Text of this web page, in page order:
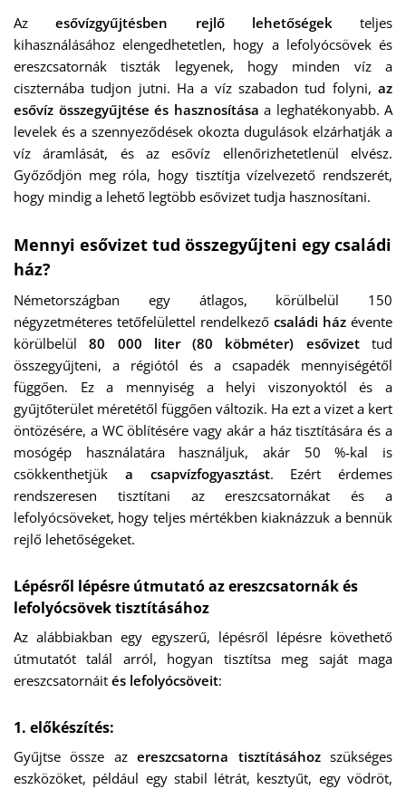
Azesővízgyűjtésben rejlő lehetőségekteljes
kihasználásához elengedhetetlen, hogy a lefolyócsövek és
ereszcsatornák tiszták legyenek, hogy minden víz a
ciszternába tudjon jutni. Ha a víz szabadon tud folyni, az
esővíz összegyűjtése és hasznosítása a leghatékonyabb. A
levelek és a szennyeződések okozta dugulások elzárhatják a
víz áramlását, és az esővíz ellenőrizhetetlenül elvész.
Győződjön meg róla, hogy tisztítja vízelvezető rendszerét,
hogy mindig a lehető legtöbb esővizet tudja hasznosítani.
Mennyi esővizet tud összegyűjteni egy családi
ház?
Németországban egy átlagos, körülbelül 150
négyzetméteres tetőfelülettel rendelkező családi ház évente
körülbelül80 000 liter (80 köbméter) esővizettud
összegyűjteni, a régiótól és a csapadék mennyiségétől
függően. Ez a mennyiség a helyi viszonyoktól és a
gyűjtőterület méretétől függően változik. Ha ezt a vizet a kert
öntözésére, a WC öblítésére vagy akár a ház tisztítására és a
mosógép használatára használjuk, akár 50 %-kal is
csökkenthetjük a csapvízfogyasztást. Ezért érdemes
rendszeresen tisztítani az ereszcsatornákat és a
lefolyócsöveket, hogy teljes mértékben kiaknázzuk a bennük
rejlő lehetőségeket.
Lépésről lépésre útmutató az ereszcsatornák és
lefolyócsövek tisztításához
Az alábbiakban egy egyszerű, lépésről lépésre követhető
útmutatót talál arról, hogyan tisztítsa meg saját maga
ereszcsatornáit és lefolyócsöveit:
1. előkészítés:
Gyűjtse össze azereszcsatorna tisztításáhozszükséges
eszközöket, például egy stabil létrát, kesztyűt, egy vödröt,